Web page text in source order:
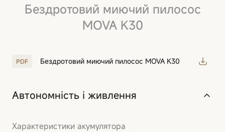
Бездротовий миючий пилосос
MOVA K30
Бездротовий миючий пилосос MOVA K30
Автономність і живлення
Характеристики акумулятора